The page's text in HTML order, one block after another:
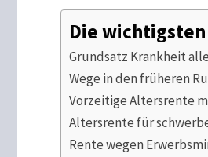
Die
Grundsatz Krankheit
Wege in den früheren
Vorzeitige Altersrente
Altersrente für
Rente wegen